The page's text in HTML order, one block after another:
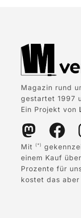
Magazin rund
gestartet 1997
Ein Projekt von
Mit (*)
einem Kauf
Prozente für
kostet das aber